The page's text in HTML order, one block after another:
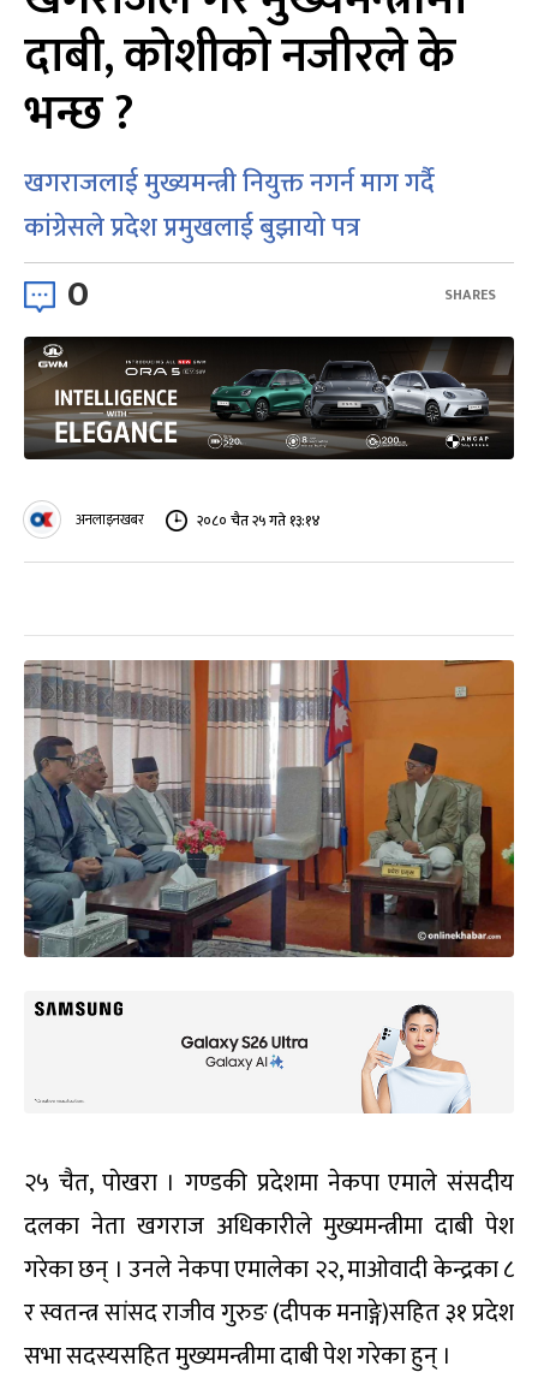
दाबी, कोशीको नजीरले के
भन्छ ?
खगराजलाई मुख्यमन्त्री नियुक्त नगर्न माग गर्दै
कांग्रेसले प्रदेश प्रमुखलाई बुझायो पत्र
0 SHARES
अनलाइनखबर २०८० चैत २५ गते १३:१४
२५ चैत, पाेखरा । गण्डकी प्रदेशमा नेकपा एमाले संसदीय
दलका नेता खगराज अधिकारीले मुख्यमन्त्रीमा दाबी पेश
गरेका छन् । उनले नेकपा एमालेका २२, माओवादी केन्द्रका ८
र स्वतन्त्र सांसद राजीव गुरुङ (दीपक मनाङ्गे)सहित ३१ प्रदेश
सभा सदस्यसहित मुख्यमन्त्रीमा दाबी पेश गरेका हुन् ।